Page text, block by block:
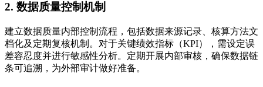
2. 数据质量控制机制
建立数据质量内部控制流程，包括数据来源记录、核算方法文
档化及定期复核机制。对于关键绩效指标（KPI），需设定误
差容忍度并进行敏感性分析。定期开展内部审核，确保数据链
条可追溯，为外部审计做好准备。